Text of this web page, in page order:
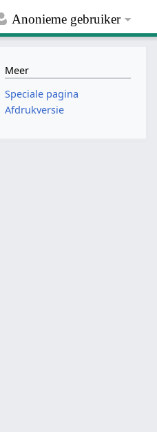
Anonieme gebruiker
Meer
Speciale pagina
Afdrukversie